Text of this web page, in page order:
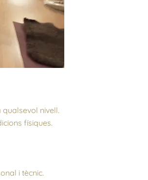
nivell.
físiques.
i tècnic.